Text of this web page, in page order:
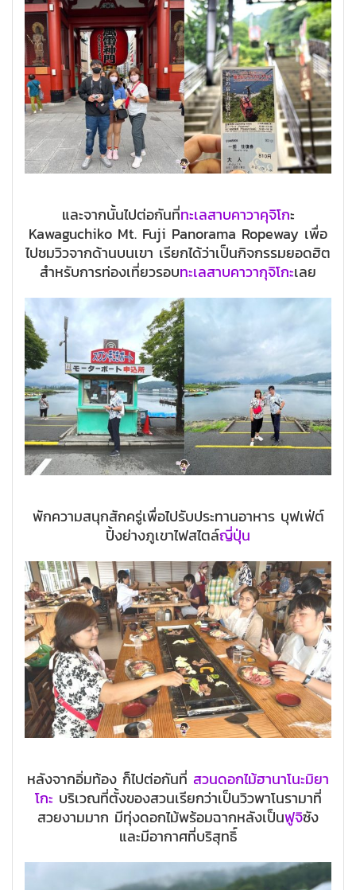
และจากนั้นไปต่อกันที่ทะเลสาบคาวาคุจิโกะ
Kawaguchiko Mt. Fuji Panorama Ropeway เพื่อ
ไปชมวิวจากด้านบนเขา เรียกได้ว่าเป็นกิจกรรมยอดฮิต
สำหรับการท่องเที่ยวรอบทะเลสาบคาวากุจิโกะเลย
พักความสนุกสักครู่เพื่อไปรับประทานอาหาร บุฟเฟ่ต์
ปิ้งย่างภูเขาไฟสไตล์ญี่ปุ่น
หลังจากอิ่มท้อง ก็ไปต่อกันที่ สวนดอกไม้ฮานาโนะมิยา
โกะ บริเวณที่ตั้งของสวนเรียกว่าเป็นวิวพาโนรามาที่
สวยงามมาก มีทุ่งดอกไม้พร้อมฉากหลังเป็นฟูจิซัง
และมีอากาศที่บริสุทธิ์